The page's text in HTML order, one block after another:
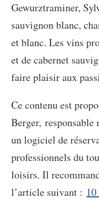
Gewurztraminer,
sauvignon blanc,
et blanc. Les vins
et de cabernet
faire plaisir aux
Ce contenu est
Berger,
un logiciel de
professionnels du
loisirs. Il
l’article suivant :